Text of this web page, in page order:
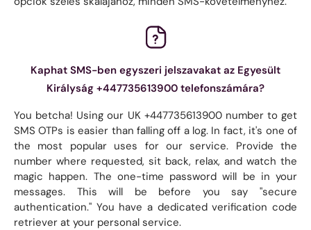
Kaphat SMS-ben egyszeri jelszavakat az Egyesült
Királyság +447735613900 telefonszámára?
You betcha! Using our UK +447735613900 number to get
SMS OTPs is easier than falling off a log. In fact, it's one of
the most popular uses for our service. Provide the
number where requested, sit back, relax, and watch the
magic happen. The one-time password will be in your
messages. This will be before you say "secure
authentication." You have a dedicated verification code
retriever at your personal service.